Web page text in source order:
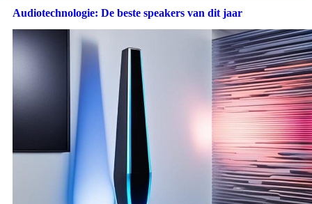
Audiotechnologie: De beste speakers van dit jaar